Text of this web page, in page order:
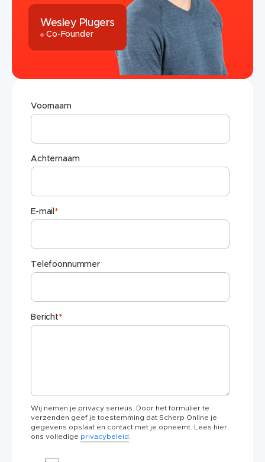
Wesley Plugers
Co-Founder
Voornaam
Achternaam
E-mail *
Telefoonnummer
Bericht*
Wij nemen je privacy serieus. Door het formulier te
verzenden geef je toestemming dat Scherp Online je
gegevens opslaat en contact met je opneemt. Lees hier
ons volledige privacybeleid .